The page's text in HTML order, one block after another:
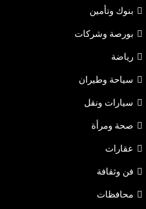
بنوك وتأمين
بورصة وشركات
رياضة
سياحة وطيران
سيارات ونقل
صحة ومرأة
عقارات
فن وثقافة
محافظات